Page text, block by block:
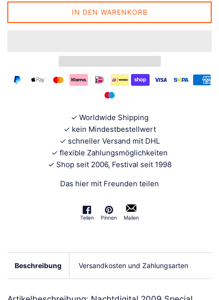
IN DEN WARENKORB
✓ Worldwide Shipping
✓ kein Mindestbestellwert
✓ schneller Versand mit DHL
✓ flexible Zahlungsmöglichkeiten
✓ Shop seit 2006, Festival seit 1998
Das hier mit Freunden teilen
Teilen
Pinnen
Mailen
Beschreibung Versandkosten und Zahlungsarten